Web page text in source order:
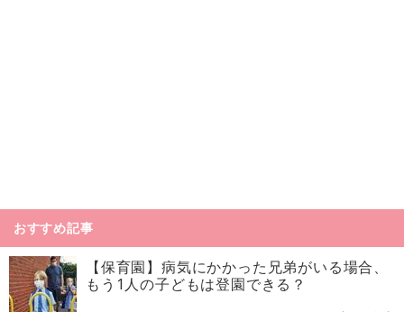
おすすめ記事
【保育園】病気にかかった兄弟がいる場合、
もう1人の子どもは登園できる？